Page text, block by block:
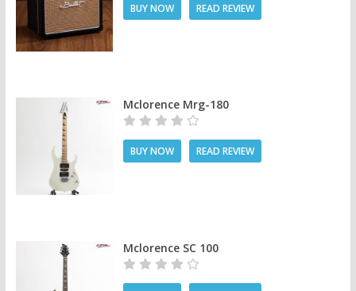
BUY NOW READ REVIEW
Mclorence Mrg-180
BUY NOW READ REVIEW
Mclorence SC 100